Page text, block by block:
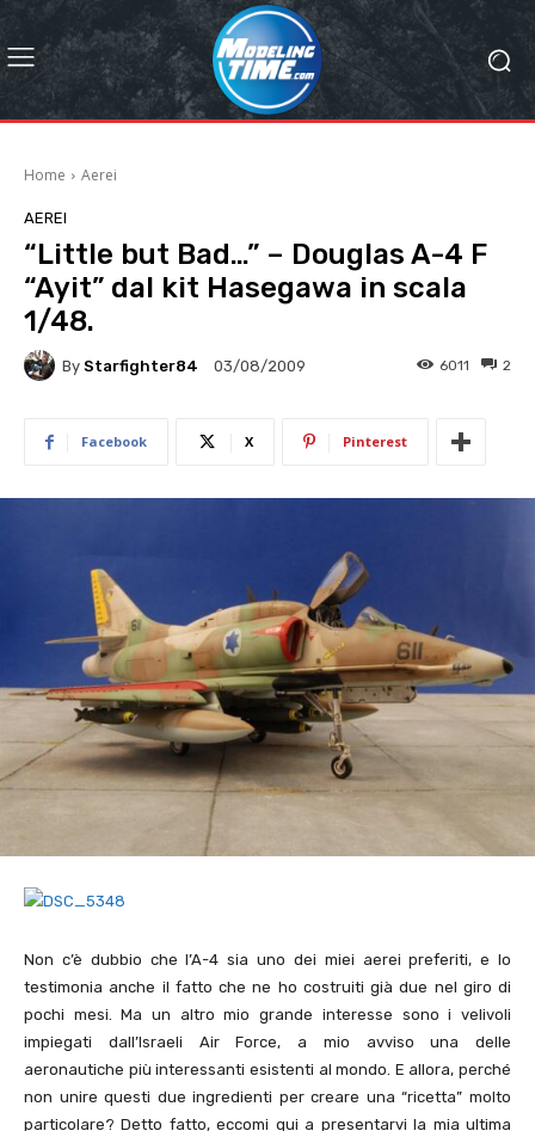
Home Aerei
AEREI
“Little but Bad…” – Douglas A-4 F
“Ayit” dal kit Hasegawa in scala
1/48.
By Starfighter84 03/08/2009 2
6011
Facebook X Pinterest
Non c’è dubbio che l’A-4 sia uno dei miei aerei preferiti, e lo
testimonia anche il fatto che ne ho costruiti già due nel giro di
pochi mesi. Ma un altro mio grande interesse sono i velivoli
impiegati dall’Israeli Air Force, a mio avviso una delle
aeronautiche più interessanti esistenti al mondo. E allora, perché
non unire questi due ingredienti per creare una “ricetta” molto
particolare? Detto fatto, eccomi qui a presentarvi la mia ultima